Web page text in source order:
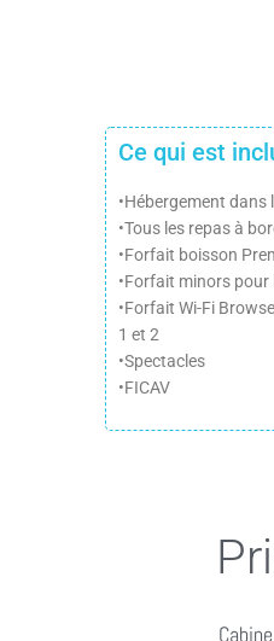
Ce qui est
•Hébergement
•Tous les repas à
•Forfait boisson
•Forfait minors
•Forfait Wi-Fi
1 et 2
•Spectacles
•FICAV